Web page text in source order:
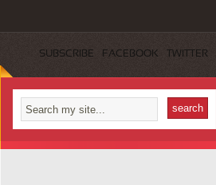
SUBSCRIBE FACEBOOK TWITTER